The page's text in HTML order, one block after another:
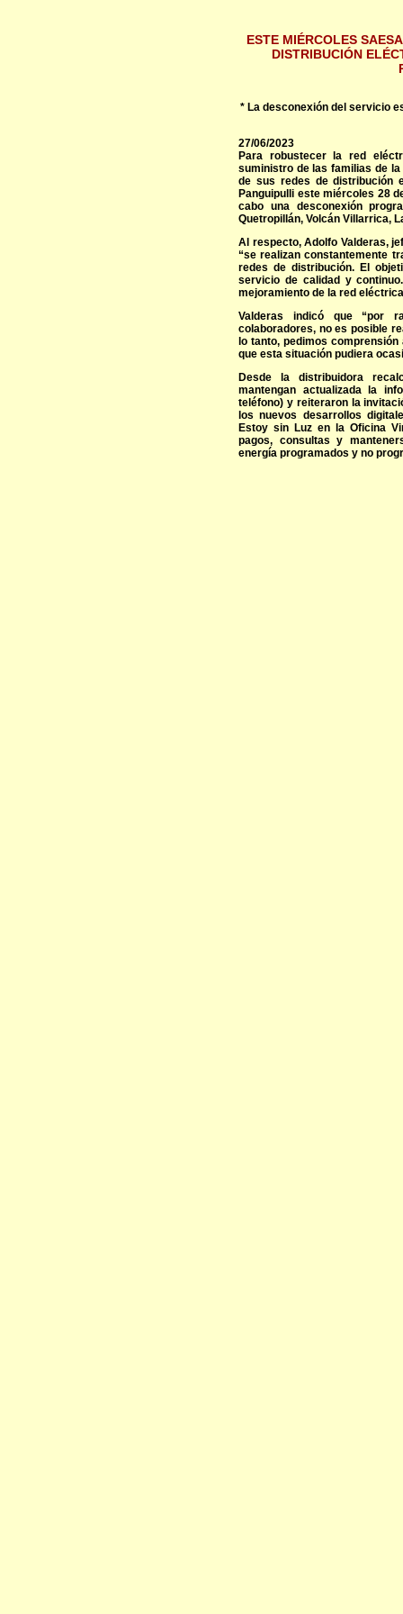
ESTE MIÉRCOLES
DISTRIBUCIÓN
* La desconexión del servicio
27/06/2023
Para robustecer la red
suministro de las familias de
de sus redes de distribución
Panguipulli este miércoles 28
cabo una desconexión
Quetropillán, Volcán Villarrica,
Al respecto, Adolfo Valderas,
“se realizan constantemente
redes de distribución. El
servicio de calidad y
mejoramiento de la red
Valderas indicó que “por
colaboradores, no es posible
lo tanto, pedimos
que esta situación pudiera
Desde la distribuidora
mantengan actualizada la
teléfono) y reiteraron la
los nuevos desarrollos
Estoy sin Luz en la Oficina
pagos, consultas y
energía programados y no